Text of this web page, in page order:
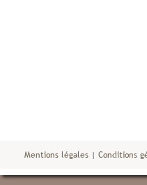
Mentions légales | Conditions